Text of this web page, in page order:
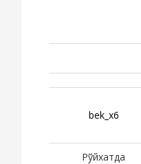
bek_x6
Рўйхатда